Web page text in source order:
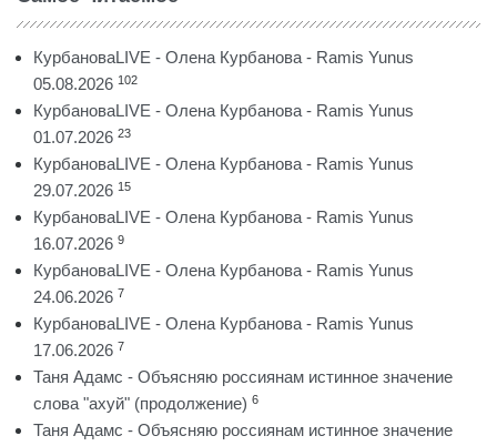
КурбановаLIVE - Олена Курбанова - Ramis Yunus
05.08.2026 102
КурбановаLIVE - Олена Курбанова - Ramis Yunus
01.07.2026 23
КурбановаLIVE - Олена Курбанова - Ramis Yunus
29.07.2026 15
КурбановаLIVE - Олена Курбанова - Ramis Yunus
16.07.2026 9
КурбановаLIVE - Олена Курбанова - Ramis Yunus
24.06.2026 7
КурбановаLIVE - Олена Курбанова - Ramis Yunus
17.06.2026 7
Таня Адамс - Объясняю россиянам истинное значение
слова "ахуй" (продолжение) 6
Таня Адамс - Объясняю россиянам истинное значение